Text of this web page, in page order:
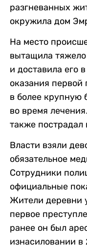
разгневанных
окружила дом
На место
вытащила
и доставила его
оказания
в более крупную
во время
также пострадал
Власти взяли
обязательное
Сотрудники
официальные
Жители деревни
первое
ранее он был
изнасиловании в